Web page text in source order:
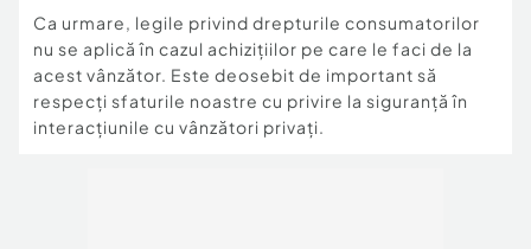
Ca urmare, legile privind drepturile consumatorilor
nu se aplică în cazul achizițiilor pe care le faci de la
acest vânzător. Este deosebit de important să
respecți sfaturile noastre cu privire la siguranță în
interacțiunile cu vânzători privați.